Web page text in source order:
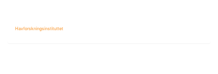
Havforskningsinstituttet